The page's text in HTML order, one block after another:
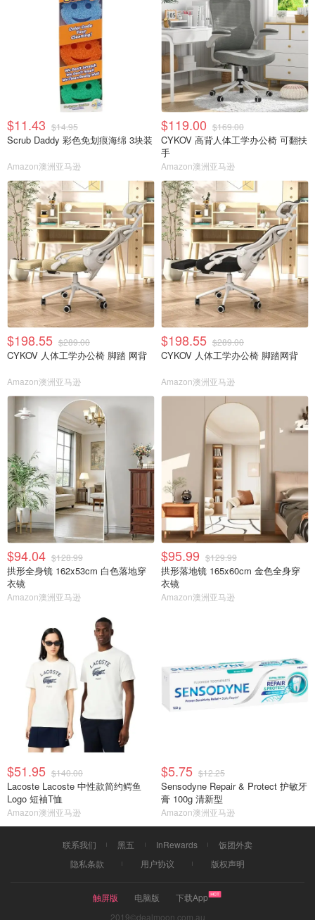
$11.43 $14.95
Scrub Daddy 彩色免划痕海绵 3块装
Amazon澳洲亚马逊
$119.00 $169.00
CYKOV 高背人体工学办公椅 可翻扶
手
Amazon澳洲亚马逊
$198.55 $289.00
CYKOV 人体工学办公椅 脚踏 网背
Amazon澳洲亚马逊
$198.55 $289.00
CYKOV 人体工学办公椅 脚踏网背
Amazon澳洲亚马逊
$94.04 $128.99
拱形全身镜 162x53cm 白色落地穿
衣镜
Amazon澳洲亚马逊
$95.99 $129.99
拱形落地镜 165x60cm 金色全身穿
衣镜
Amazon澳洲亚马逊
$51.95 $140.00
Lacoste Lacoste 中性款简约鳄鱼
Logo 短袖T恤
Amazon澳洲亚马逊
$5.75 $12.25
Sensodyne Repair & Protect 护敏牙
膏 100g 清新型
Amazon澳洲亚马逊
联系我们 黑五 InRewards
饭团外卖
隐私条款
用户协议 版权声明
触屏版 电脑版
下载App
2019©dealmoon.com.au